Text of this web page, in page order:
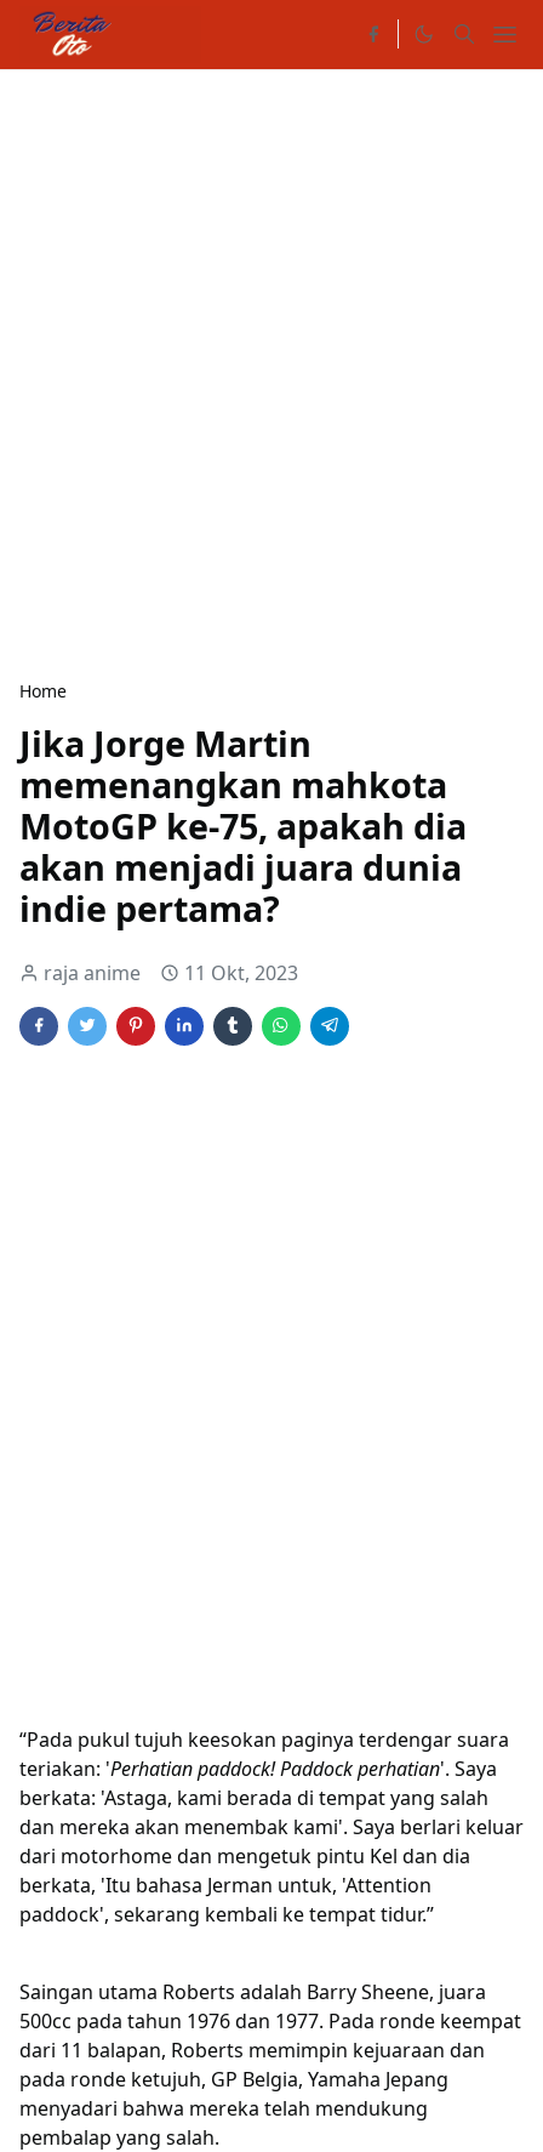
Home
Jika Jorge Martin
memenangkan mahkota
MotoGP ke-75, apakah dia
akan menjadi juara dunia
indie pertama?
raja anime 11 Okt, 2023
“Pada pukul tujuh keesokan paginya terdengar suara
teriakan: 'Perhatian paddock! Paddock perhatian'. Saya
berkata: 'Astaga, kami berada di tempat yang salah
dan mereka akan menembak kami'. Saya berlari keluar
dari motorhome dan mengetuk pintu Kel dan dia
berkata, 'Itu bahasa Jerman untuk, 'Attention
paddock', sekarang kembali ke tempat tidur.”
Saingan utama Roberts adalah Barry Sheene, juara
500cc pada tahun 1976 dan 1977. Pada ronde keempat
dari 11 balapan, Roberts memimpin kejuaraan dan
pada ronde ketujuh, GP Belgia, Yamaha Jepang
menyadari bahwa mereka telah mendukung
pembalap yang salah.